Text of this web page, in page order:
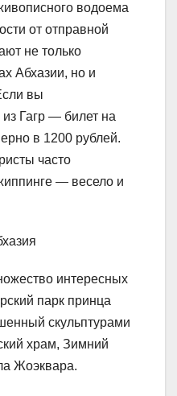
водоема
от отправной
не только
Абхазии, но и
вы
Гагр — билет на
в 1200 рублей.
часто
— весело и
интересных
парк принца
скульптурами
храм, Зимний
Жоэквара.